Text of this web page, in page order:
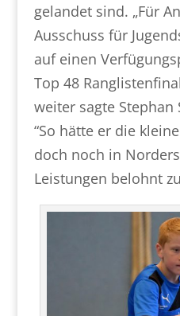
gelandet sind. „Für
Ausschuss für
auf einen
Top 48
weiter sagte Stephan
“So hätte er die
doch noch in
Leistungen belohnt